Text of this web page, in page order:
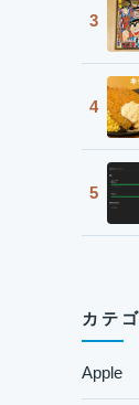
3
4
5
カテ
Apple